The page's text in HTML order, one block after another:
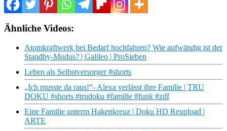
Ähnliche Videos:
Atomkraftwerk bei Bedarf hochfahren? Wie aufwändig ist der
Standby-Modus? | Galileo | ProSieben
Leben als Selbstversorger #shorts
„Ich musste da raus!“- Alexa verlässt ihre Familie | TRU
DOKU #shorts #trudoku #familie #funk #zdf
Eine Familie unterm Hakenkreuz | Doku HD Reupload |
ARTE